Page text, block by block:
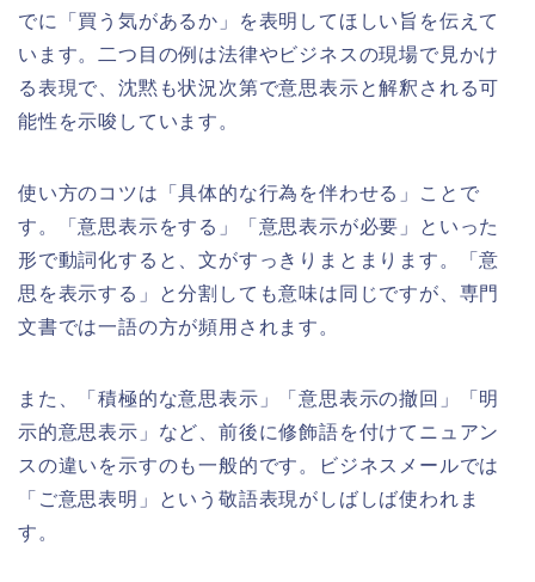
でに「買う気があるか」を表明してほしい旨を伝えて
います。二つ目の例は法律やビジネスの現場で見かけ
る表現で、沈黙も状況次第で意思表示と解釈される可
能性を示唆しています。
使い方のコツは「具体的な行為を伴わせる」ことで
す。「意思表示をする」「意思表示が必要」といった
形で動詞化すると、文がすっきりまとまります。「意
思を表示する」と分割しても意味は同じですが、専門
文書では一語の方が頻用されます。
また、「積極的な意思表示」「意思表示の撤回」「明
示的意思表示」など、前後に修飾語を付けてニュアン
スの違いを示すのも一般的です。ビジネスメールでは
「ご意思表明」という敬語表現がしばしば使われま
す。